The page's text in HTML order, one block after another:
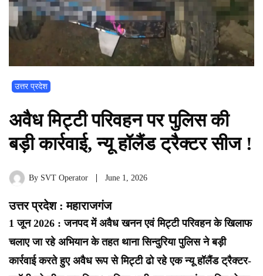
उत्तर प्रदेश
अवैध मिट्टी परिवहन पर पुलिस की
बड़ी कार्रवाई, न्यू हॉलैंड ट्रैक्टर सीज !
By SVT Operator June 1, 2026
उत्तर प्रदेश : महाराजगंज
1 जून 2026 : जनपद में अवैध खनन एवं मिट्टी परिवहन के खिलाफ
चलाए जा रहे अभियान के तहत थाना सिन्दुरिया पुलिस ने बड़ी
कार्रवाई करते हुए अवैध रूप से मिट्टी ढो रहे एक न्यू हॉलैंड ट्रैक्टर-